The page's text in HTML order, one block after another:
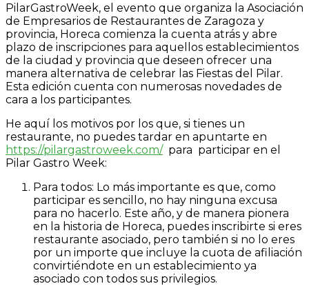
PilarGastroWeek, el evento que organiza la Asociación
de Empresarios de Restaurantes de Zaragoza y
provincia, Horeca comienza la cuenta atrás y abre
plazo de inscripciones para aquellos establecimientos
de la ciudad y provincia que deseen ofrecer una
manera alternativa de celebrar las Fiestas del Pilar.
Esta edición cuenta con numerosas novedades de
cara a los participantes.
He aquí los motivos por los que, si tienes un
restaurante, no puedes tardar en apuntarte en
https://pilargastroweek.com/ para participar en el
Pilar Gastro Week:
Para todos: Lo más importante es que, como
participar es sencillo, no hay ninguna excusa
para no hacerlo. Este año, y de manera pionera
en la historia de Horeca, puedes inscribirte si eres
restaurante asociado, pero también si no lo eres
por un importe que incluye la cuota de afiliación
convirtiéndote en un establecimiento ya
asociado con todos sus privilegios.